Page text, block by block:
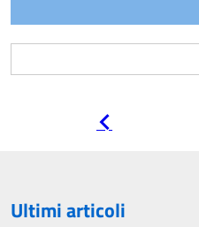
Ultimi articoli